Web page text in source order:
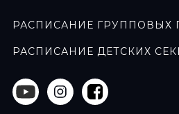
РАСПИСАНИЕ ГРУППОВЫХ
РАСПИСАНИЕ ДЕТСКИХ